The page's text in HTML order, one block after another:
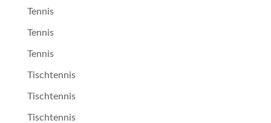
Tennis
Tennis
Tennis
Tischtennis
Tischtennis
Tischtennis